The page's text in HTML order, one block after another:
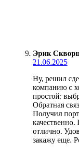
Эрик
21.06.2025
Ну, решил
компанию с
простой:
Обратная
Получил
качественно.
отлично.
закажу еще.